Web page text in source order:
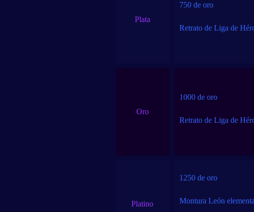
Plata
750 de oro
Retrato de Liga de
Oro
1000 de oro
Retrato de Liga de
Platino
1250 de oro
Montura León